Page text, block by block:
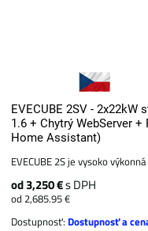
EVECUBE 2SV - 2x22kW
1.6 + Chytrý WebServer
Home Assistant)
EVECUBE 2S je vysoko
od 3,250 €s DPH
od 2,685.95 €
Dostupnosť: Dostupnosť a